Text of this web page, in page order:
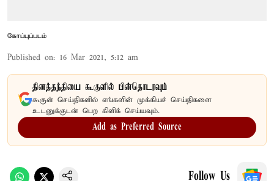
கோப்புப்படம்
Published on: 16 Mar 2021, 5:12 am
தினத்தந்தியை கூகுளில் பின்தொடரவும்
கூகுள் செய்திகளில் எங்களின் முக்கியச் செய்திகளை
உடனுக்குடன் பெற கிளிக் செய்யவும்.
Add as Preferred Source
Follow Us